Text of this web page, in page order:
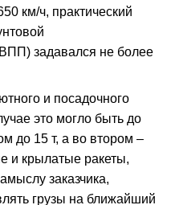
км/ч, практический
задавался не более
и посадочного
это могло быть до
до 15 т, а во втором –
и крылатые ракеты,
заказчика,
грузы на ближайший